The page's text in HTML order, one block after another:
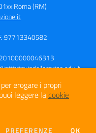
Roma (RM)
97713340582
by
Designers Italia
erogare i propri
leggere la cookie
PREFERENZE DEI COOKIE
OK